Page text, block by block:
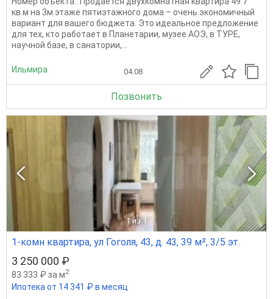
кв.м на 3м этаже пятиэтажного дома – очень экономичный
вариант для вашего бюджета. Это идеальное предложение
для тех, кто работает в Планетарии, музее АОЭ, в ТУРЕ,
научной базе, в санатории,...
Ильмира 04.08
Позвонить
1 из 1
1-комн квартира, ул Гоголя, 43, д. 43, 39 м², 3/5 эт.
3 250 000 ₽
83 333 ₽ за м2
Ипотека от 14 341 ₽ в месяц